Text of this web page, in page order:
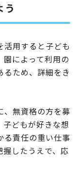
、多くの企業がICTシステ
の個人情報作成・管理な…
う
用すると子ども
によって利用の
るため、詳細をき
、無資格の方を募
どもが好きな想
る責任の重い仕事
握したうえで、応